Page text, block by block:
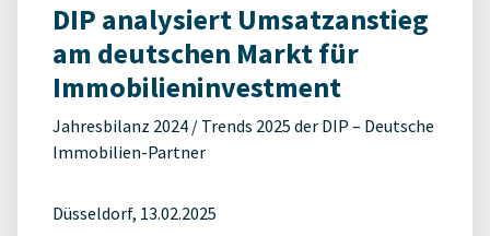
DIP analysiert Umsatzanstieg
am deutschen Markt für
Immobilieninvestment
Jahresbilanz 2024 / Trends 2025 der DIP – Deutsche
Immobilien-Partner
Düsseldorf, 13.02.2025